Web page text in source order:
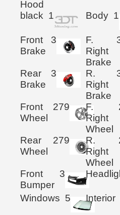
Hood
black 1 Body 1
Front
Brake
3
F.
Right
Brake
Rear
Brake
3
R.
Right
Brake
Front
Wheel
279
F.
Right
Wheel
Rear
Wheel
279
R.
Right
Wheel
Front
Bumper
3
Windows 5 Interior